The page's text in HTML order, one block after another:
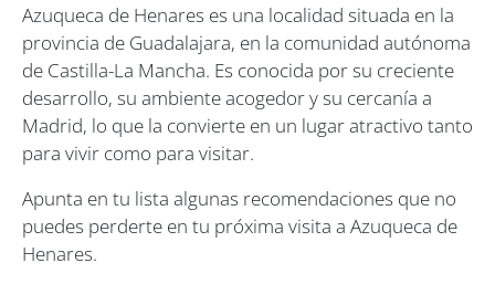
Azuqueca de Henares es una localidad situada en la
provincia de Guadalajara, en la comunidad autónoma
de Castilla-La Mancha. Es conocida por su creciente
desarrollo, su ambiente acogedor y su cercanía a
Madrid, lo que la convierte en un lugar atractivo tanto
para vivir como para visitar.
Apunta en tu lista algunas recomendaciones que no
puedes perderte en tu próxima visita a Azuqueca de
Henares.